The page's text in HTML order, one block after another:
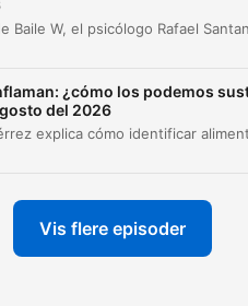
de no enfadarse
destructivo del enojo
como antídoto y la
cardiovascular en mujeres
cardíacos atípicos y
¿cómo los podemos
del 2026
Vis flere episoder